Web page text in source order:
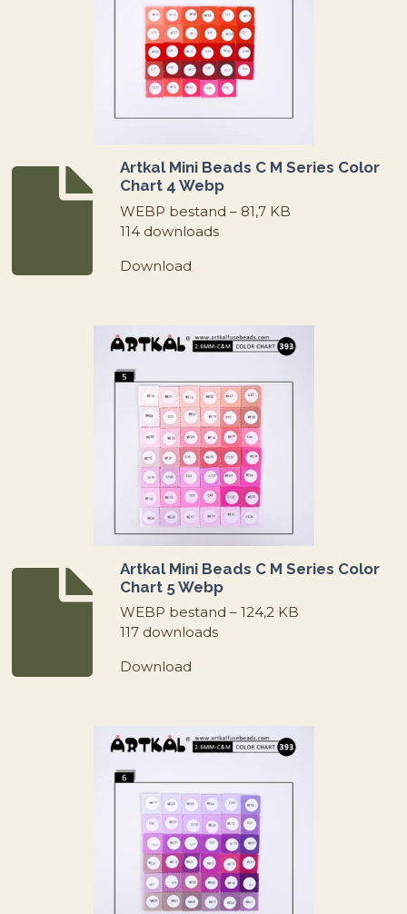
Artkal Mini Beads C M Series Color
Chart 4 Webp
WEBP bestand – 81,7 KB
114 downloads
Download
Artkal Mini Beads C M Series Color
Chart 5 Webp
WEBP bestand – 124,2 KB
117 downloads
Download